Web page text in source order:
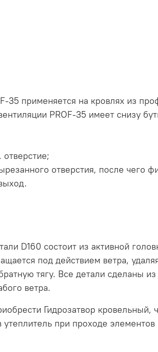
35 применяется на кровлях из
PROF-35 имеет снизу
отверстия, после чего
D160 состоит из активной
под действием ветра,
тягу. Все детали сделаны
ветра.
Гидрозатвор кровельный,
при проходе